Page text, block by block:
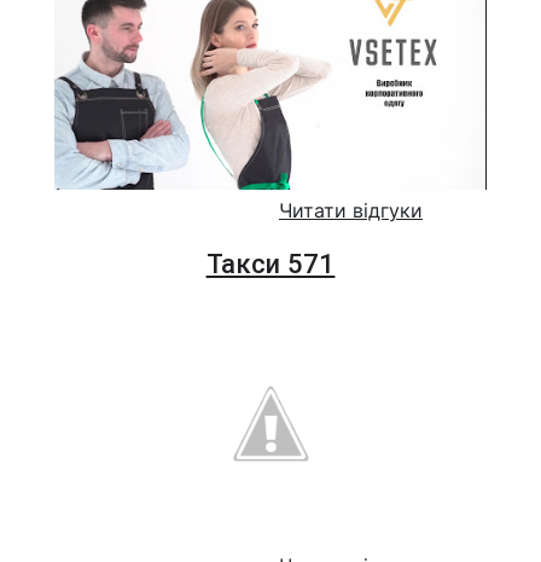
Читати відгуки
Такси 571